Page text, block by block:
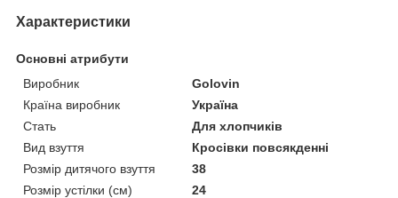
Характеристики
Основні атрибути
Виробник
Golovin
Країна виробник
Україна
Стать
Для хлопчиків
Вид взуття
Кросівки повсякденні
Розмір дитячого взуття
38
Розмір устілки (см)
24